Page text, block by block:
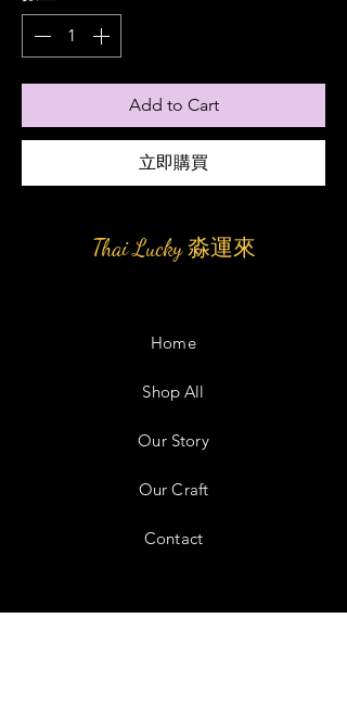
Add to Cart
立即購買
Thai Lucky 淼運來
Home
Shop All
Our Story
Our Craft
Contact
Facebook